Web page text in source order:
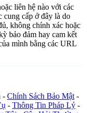
liên hệ nào với các
cung cấp ở đây là do
không chính xác hoặc
bảo đảm hay cam kết
mình bằng các URL
- Chính Sách Bảo Mật -
- Thông Tin Pháp Lý -